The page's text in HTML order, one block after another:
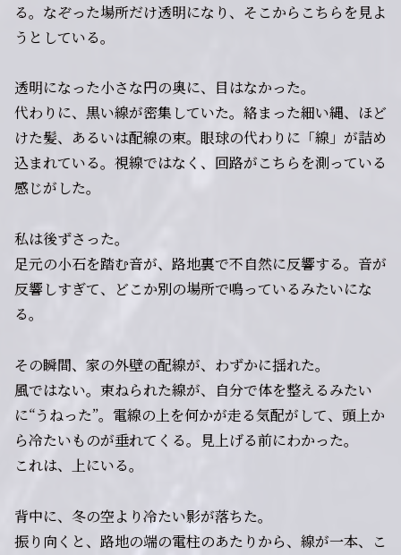
る。なぞった場所だけ透明になり、そこからこちらを見よ
うとしている。
透明になった小さな円の奥に、目はなかった。
代わりに、黒い線が密集していた。絡まった細い縄、ほど
けた髪、あるいは配線の束。眼球の代わりに「線」が詰め
込まれている。視線ではなく、回路がこちらを測っている
感じがした。
私は後ずさった。
足元の小石を踏む音が、路地裏で不自然に反響する。音が
反響しすぎて、どこか別の場所で鳴っているみたいにな
る。
その瞬間、家の外壁の配線が、わずかに揺れた。
風ではない。束ねられた線が、自分で体を整えるみたい
に“うねった”。電線の上を何かが走る気配がして、頭上か
ら冷たいものが垂れてくる。見上げる前にわかった。
これは、上にいる。
背中に、冬の空より冷たい影が落ちた。
振り向くと、路地の端の電柱のあたりから、線が一本、こ